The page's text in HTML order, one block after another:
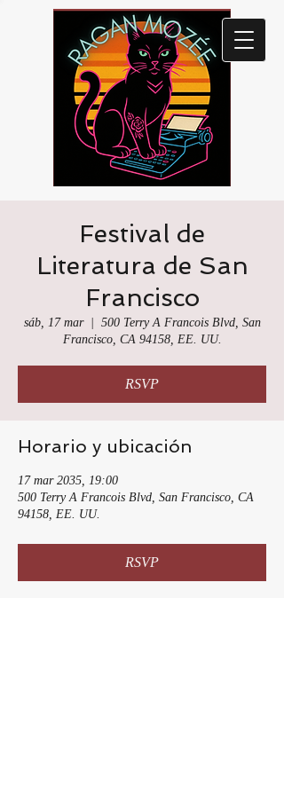
Festival de
Literatura de San
Francisco
sáb, 17 mar
  |
500 Terry A Francois Blvd, San
Francisco, CA 94158, EE. UU.
RSVP
Horario y ubicación
17 mar 2035, 19:00
500 Terry A Francois Blvd, San Francisco, CA
94158, EE. UU.
RSVP